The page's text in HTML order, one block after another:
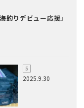
釣りデビュー応援」
2025.9.30